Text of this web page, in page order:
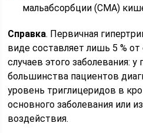
мальабсорбции (СМА)
Справка. Первичная
виде составляет лишь 5 %
случаев этого заболевания:
большинства пациентов
уровень триглицеридов в
основного заболевания или
воздействия.